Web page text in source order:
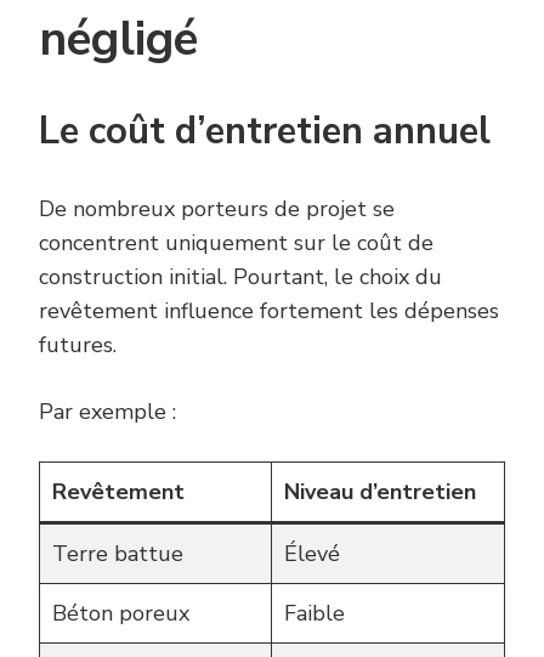
négligé
Le coût d’entretien annuel
De nombreux porteurs de projet se
concentrent uniquement sur le coût de
construction initial. Pourtant, le choix du
revêtement influence fortement les dépenses
futures.
Par exemple :
Revêtement Niveau d’entretien
Terre battue Élevé
Béton poreux Faible